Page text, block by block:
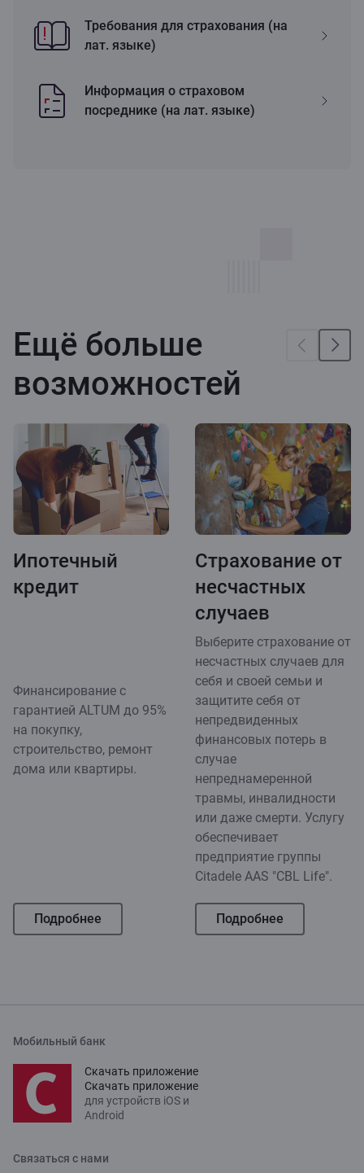
Требования для страхования (на
лат. языке)
Информация о страховом
посреднике (на лат. языке)
Ещё больше
возможностей
Ипотечный
кредит
Финансирование с
гарантией ALTUM до 95%
на покупку,
строительство, ремонт
дома или квартиры.
Подробнее
Страхование от
несчастных
случаев
Выберите страхование от
несчастных случаев для
себя и своей семьи и
защитите себя от
непредвиденных
финансовых потерь в
случае
непреднамеренной
травмы, инвалидности
или даже смерти. Услугу
обеспечивает
предприятие группы
Citadele AAS "CBL Life".
Подробнее
Мобильный банк
Скачать приложение
Скачать приложение
для устройств iOS и
Android
Связаться с нами